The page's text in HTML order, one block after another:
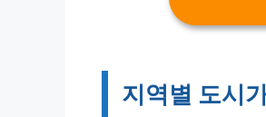
지역별 도시